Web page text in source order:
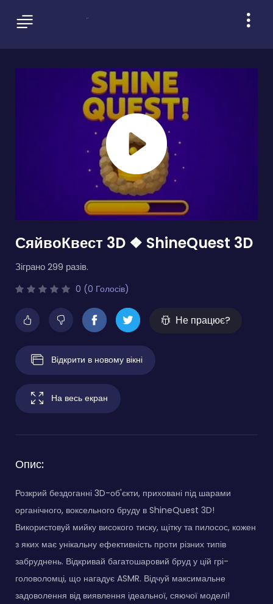
СяйвоКвест 3D ❖ ShineQuest 3D
Зіграно 299 разів.
0 (0 Голосів)
Не працює?
Відкрити в новому вікні
На весь екран
Опис:
Розкрий бездоганні 3D-об'єкти, приховані під шарами
органічного, воксельного бруду в ShineQuest 3D!
Використовуй мийку високого тиску, щітку та пилосос, кожен
з яких має унікальну ефективність проти різних типів
забруднень. Відкривай багатошаровий бруд у цій грі-
головоломці, що нагадує ASMR. Відчуй максимальне
задоволення від виявлення ідеальної, сяючої моделі!